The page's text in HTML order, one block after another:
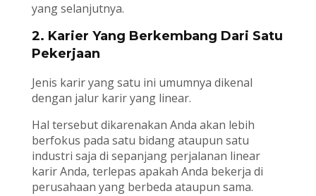
yang selanjutnya.
2. Karier Yang Berkembang Dari Satu
Pekerjaan
Jenis karir yang satu ini umumnya dikenal
dengan jalur karir yang linear.
Hal tersebut dikarenakan Anda akan lebih
berfokus pada satu bidang ataupun satu
industri saja di sepanjang perjalanan linear
karir Anda, terlepas apakah Anda bekerja di
perusahaan yang berbeda ataupun sama.